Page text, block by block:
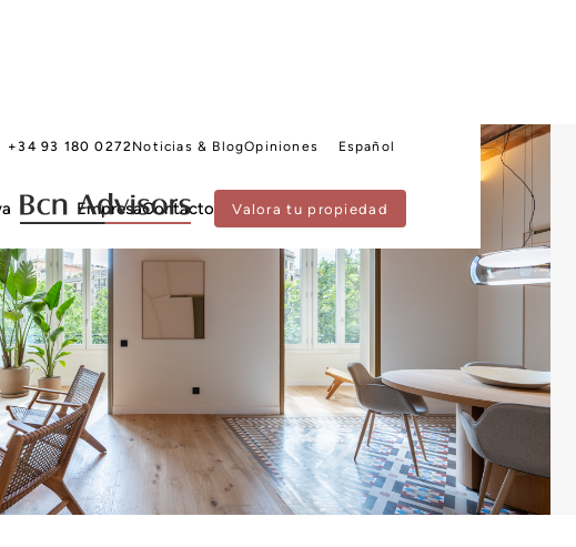
+34 93 180 0272Noticias & BlogOpiniones Español
EmpresaContacto Valora tu propiedad